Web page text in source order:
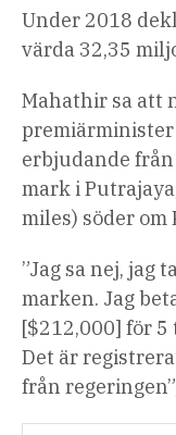
Under 2018
värda 32,35
Mahathir sa att
premiärminister
erbjudande
mark i
miles) söder om
”Jag sa nej, jag
marken. Jag
[$212,000] för
Det är
från